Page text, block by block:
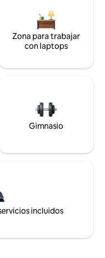
Zona para trabajar
con laptops
Gimnasio
incluidos